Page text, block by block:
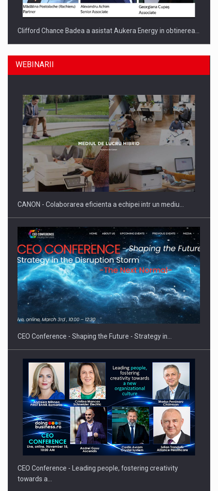
Clifford Chance Badea a asistat Aukera Energy in obtinerea…
SAPTE PERSONALITATI DIN MEDIUL DE AFACERI, ACADEMIC
SI INSTITUTIONAL…
Hard Enduro Piatra Craiului 2026, fueled by benzinariile RO…
WEBINARII
CANON - Colaborarea eficienta a echipei intr un mediu…
CEO Conference - Shaping the Future - Strategy in…
CEO Conference - Leading people, fostering creativity
towards a…